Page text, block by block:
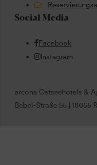
Social Media
Facebook
Instagram
arcona Ostseehotels &
Bebel-Straße 55 | 18055